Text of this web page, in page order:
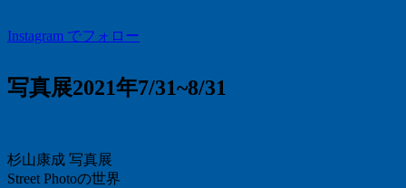
Instagram でフォロー
写真展2021年7/31~8/31
杉山康成 写真展
Street Photoの世界